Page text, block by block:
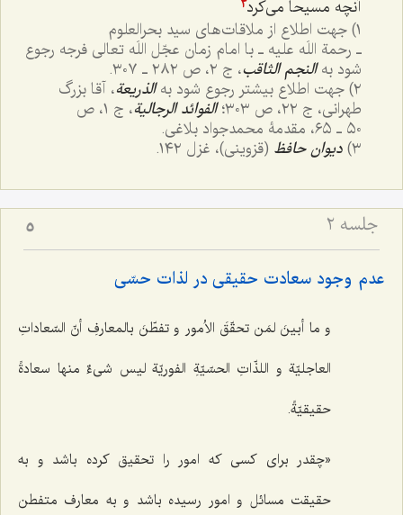
آنچه مسیحا می‌کرد٣
١) جهت اطلاع از ملاقات‌های سید بحرالعلوم
ـ رحمة اللَه علیه ـ با امام زمان عجّل اللَه تعالی فرجه رجوع
شود بهالنجم الثاقب، ج ٢، ص ٢٨٢ ـ ٣٠٧.
٢) جهت اطلاع بیشتر رجوع شود به
الذریعة، آقا بزرگ
طهرانی، ج ٢٢، ص ٣٠٣؛
الفوائد الرجالیة
، ج ١، ص
٥٠ ـ ٦٥، مقدمۀ محمدجواد بلاغی.
٣) دیوان حافظ (قزوینی)، غزل ١٤٢.
جلسه ۲ 5
عدم وجود سعادت حقیقی در لذات حسّی
و ما أبینَ لمَن تحقّقَ الاُمور و تفطّنَ بالمعارفِ أنّ السّعاداتِ
العاجلیّة و اللذّاتِ الحسّیّةِ الفوریّة لیس شیءٌ منها سعادةً
حقیقیّةً.
«چقدر برای کسی که امور را تحقیق کرده باشد و به
حقیقت مسائل و امور رسیده باشد و به معارف متفطن